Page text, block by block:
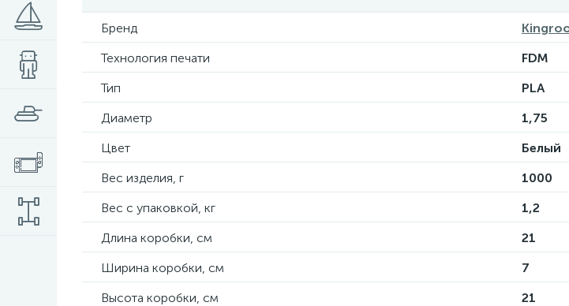
Бренд
Технология печати
FDM
Тип
PLA
Диаметр
1,75
Цвет
Белый
Вес изделия, г
1000
Вес с упаковкой, кг
1,2
Длина коробки, см
21
Ширина коробки, см
7
Высота коробки, см
21